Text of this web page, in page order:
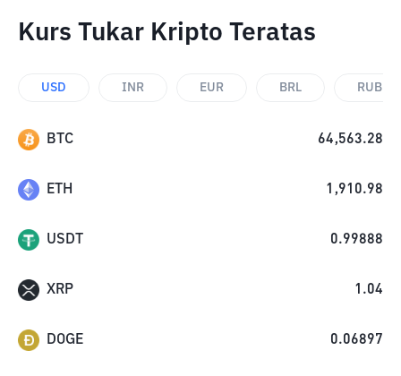
Kurs Tukar Kripto Teratas
USD INR EUR BRL RUB
BTC 64,563.28
ETH 1,910.98
USDT 0.99888
XRP 1.04
DOGE 0.06897